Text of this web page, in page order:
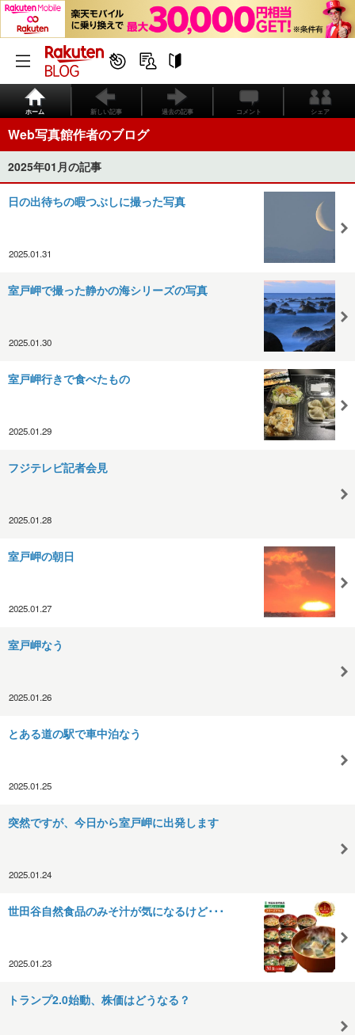
ホーム 新しい記事 過去の記事 コメント シェア
Web写真館作者のブログ
2025年01月の記事
日の出待ちの暇つぶしに撮った写真
2025.01.31
室戸岬で撮った静かの海シリーズの写真
2025.01.30
室戸岬行きで食べたもの
2025.01.29
フジテレビ記者会見
2025.01.28
室戸岬の朝日
2025.01.27
室戸岬なう
2025.01.26
とある道の駅で車中泊なう
2025.01.25
突然ですが、今日から室戸岬に出発します
2025.01.24
世田谷自然食品のみそ汁が気になるけど･･･
2025.01.23
トランプ2.0始動、株価はどうなる？